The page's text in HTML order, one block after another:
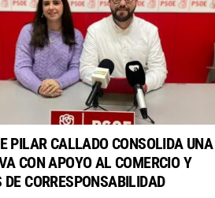
PILAR CALLADO CONSOLIDA UNA
CON APOYO AL COMERCIO Y
CORRESPONSABILIDAD